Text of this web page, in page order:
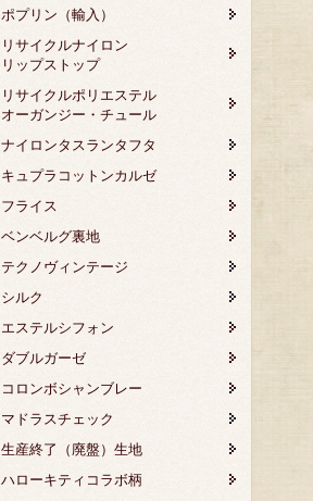
ポプリン（輸入）
リサイクルナイロン
リップストップ
リサイクルポリエステル
オーガンジー・チュール
ナイロンタスランタフタ
キュプラコットンカルゼ
フライス
ベンベルグ裏地
テクノヴィンテージ
シルク
エステルシフォン
ダブルガーゼ
コロンボシャンブレー
マドラスチェック
生産終了（廃盤）生地
ハローキティコラボ柄